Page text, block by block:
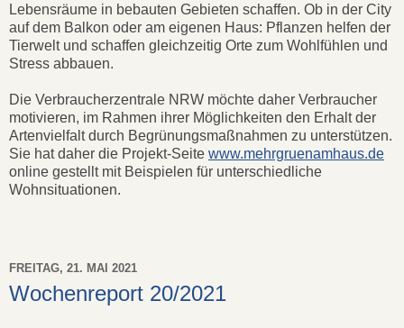
Lebensräume in bebauten Gebieten schaffen. Ob in der City
auf dem Balkon oder am eigenen Haus: Pflanzen helfen der
Tierwelt und schaffen gleichzeitig Orte zum Wohlfühlen und
Stress abbauen.
Die Verbraucherzentrale NRW möchte daher Verbraucher
motivieren, im Rahmen ihrer Möglichkeiten den Erhalt der
Artenvielfalt durch Begrünungsmaßnahmen zu unterstützen.
Sie hat daher die Projekt-Seite www.mehrgruenamhaus.de
online gestellt mit Beispielen für unterschiedliche
Wohnsituationen.
FREITAG, 21. MAI 2021
Wochenreport 20/2021